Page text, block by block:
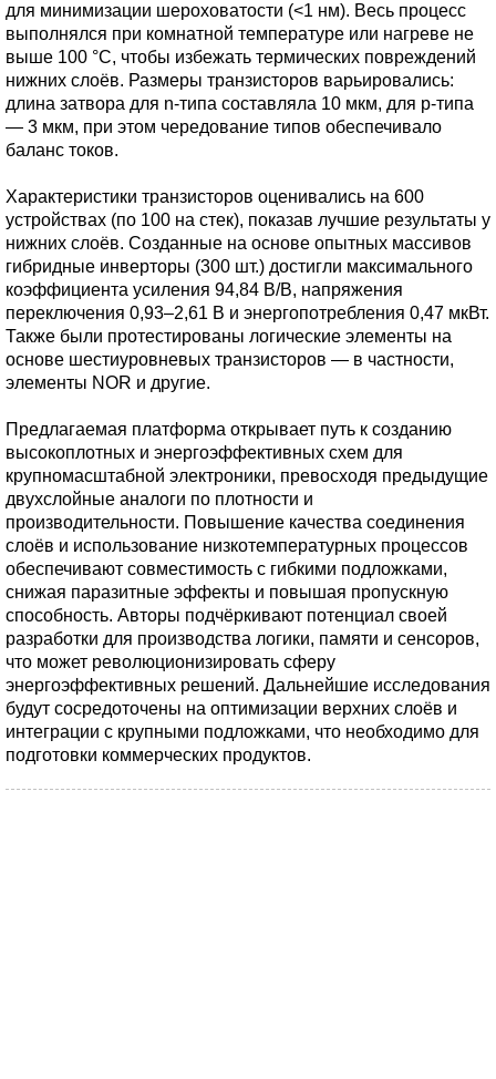
для минимизации шероховатости (<1 нм). Весь процесс
выполнялся при комнатной температуре или нагреве не
выше 100 °C, чтобы избежать термических повреждений
нижних слоёв. Размеры транзисторов варьировались:
длина затвора для n-типа составляла 10 мкм, для p-типа
— 3 мкм, при этом чередование типов обеспечивало
баланс токов.
Характеристики транзисторов оценивались на 600
устройствах (по 100 на стек), показав лучшие результаты у
нижних слоёв. Созданные на основе опытных массивов
гибридные инверторы (300 шт.) достигли максимального
коэффициента усиления 94,84 В/В, напряжения
переключения 0,93–2,61 В и энергопотребления 0,47 мкВт.
Также были протестированы логические элементы на
основе шестиуровневых транзисторов — в частности,
элементы NOR и другие.
Предлагаемая платформа открывает путь к созданию
высокоплотных и энергоэффективных схем для
крупномасштабной электроники, превосходя предыдущие
двухслойные аналоги по плотности и
производительности. Повышение качества соединения
слоёв и использование низкотемпературных процессов
обеспечивают совместимость с гибкими подложками,
снижая паразитные эффекты и повышая пропускную
способность. Авторы подчёркивают потенциал своей
разработки для производства логики, памяти и сенсоров,
что может революционизировать сферу
энергоэффективных решений. Дальнейшие исследования
будут сосредоточены на оптимизации верхних слоёв и
интеграции с крупными подложками, что необходимо для
подготовки коммерческих продуктов.